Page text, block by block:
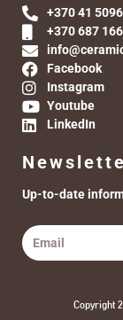
+370 41
+370 687
Facebook
Instagram
Youtube
LinkedIn
Up-to-date
Copyright